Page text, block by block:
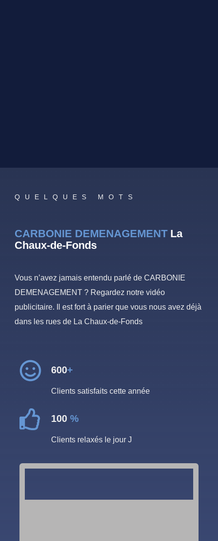
QUELQUES MOTS
CARBONIE DEMENAGEMENTLa
Chaux-de-Fonds
Vous n’avez jamais entendu parlé de CARBONIE
DEMENAGEMENT ? Regardez notre vidéo
publicitaire. Il est fort à parier que vous nous avez déjà
dans les rues de La Chaux-de-Fonds
600+
Clients satisfaits cette année
100 %
Clients relaxés le jour J